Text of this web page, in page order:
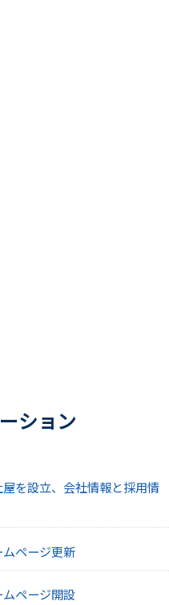
ション
屋を設立、会社情報と採用情
ムページ更新
ムページ開設